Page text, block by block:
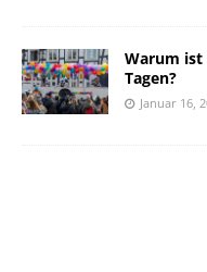
Warum ist
Tagen?
Januar 16,